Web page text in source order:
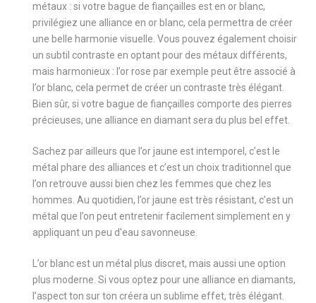
métaux : si votre bague de fiançailles est en or blanc,
privilégiez une alliance en or blanc, cela permettra de créer
une belle harmonie visuelle. Vous pouvez également choisir
un subtil contraste en optant pour des métaux différents,
mais harmonieux : l’or rose par exemple peut être associé à
l’or blanc, cela permet de créer un contraste très élégant.
Bien sûr, si votre bague de fiançailles comporte des pierres
précieuses, une alliance en diamant sera du plus bel effet.
Sachez par ailleurs que l’or jaune est intemporel, c’est le
métal phare des alliances et c’est un choix traditionnel que
l’on retrouve aussi bien chez les femmes que chez les
hommes. Au quotidien, l’or jaune est très résistant, c’est un
métal que l’on peut entretenir facilement simplement en y
appliquant un peu d’eau savonneuse.
L’or blanc est un métal plus discret, mais aussi une option
plus moderne. Si vous optez pour une alliance en diamants,
l’aspect ton sur ton créera un sublime effet, très élégant.